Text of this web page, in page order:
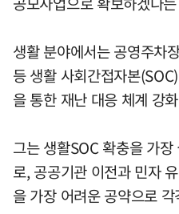
생활 분야에서는 공영주차
등 생활 사회간접자본
을 통한 재난 대응 체계 강
그는 생활SOC 확충을 가
로, 공공기관 이전과 민자
을 가장 어려운 공약으로